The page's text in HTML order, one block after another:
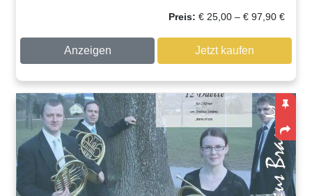
Preis: €25,00 – €97,90
€ 97,90
€
Anzeigen Jetzt kaufen